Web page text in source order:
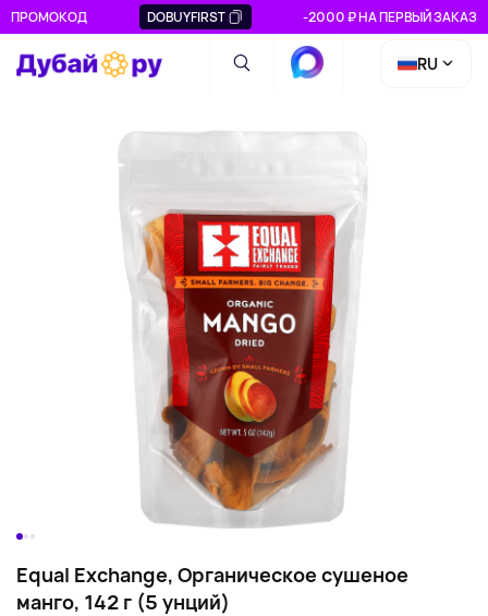
ПРОМОКОД DOBUYFIRST -2000 ₽ НА ПЕРВЫЙ ЗАКАЗ
RU
Equal Exchange, Органическое сушеное
манго, 142 г (5 унций)